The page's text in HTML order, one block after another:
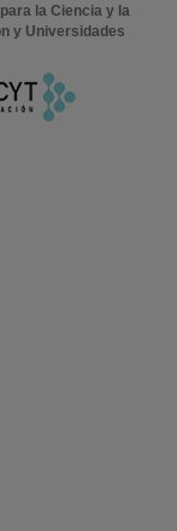
la Ciencia y la
y Universidades